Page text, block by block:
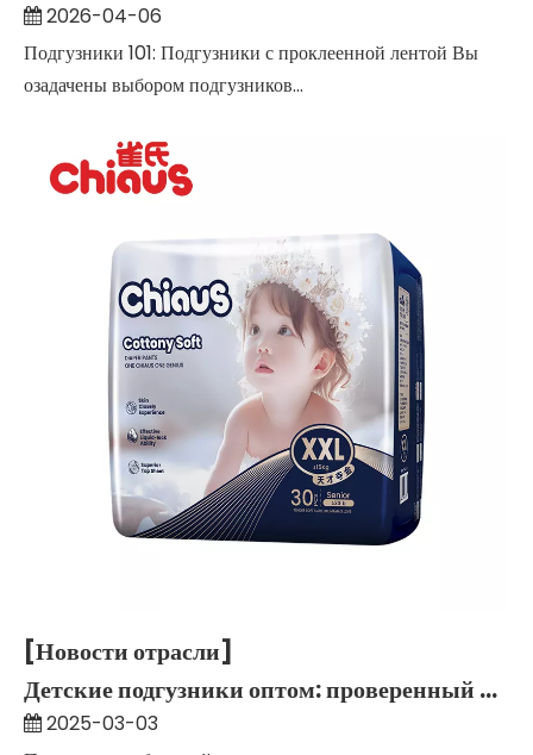
2026-04-06
Подгузники 101: Подгузники с проклеенной лентой Вы
озадачены выбором подгузников...
[Новости отрасли]
Детские подгузники оптом: проверенный производитель из Китая, 2025 г.
2025-03-03